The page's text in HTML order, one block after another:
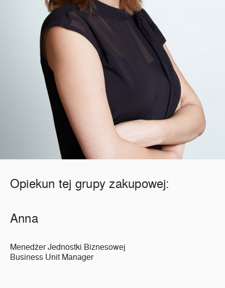
Opiekun tej grupy zakupowej:
Anna
Menedżer Jednostki Biznesowej
Business Unit Manager